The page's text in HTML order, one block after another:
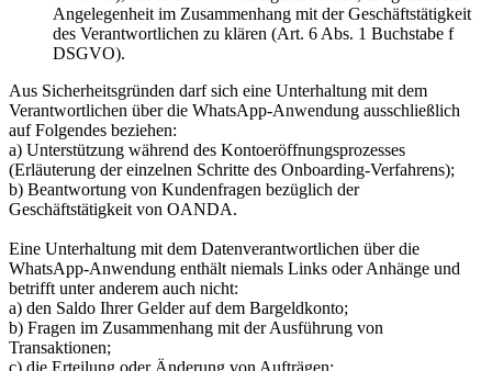
Angelegenheit im Zusammenhang mit der Geschäftstätigkeit
des Verantwortlichen zu klären (Art. 6 Abs. 1 Buchstabe f
DSGVO).
Aus Sicherheitsgründen darf sich eine Unterhaltung mit dem
Verantwortlichen über die WhatsApp-Anwendung ausschließlich
auf Folgendes beziehen:
a) Unterstützung während des Kontoeröffnungsprozesses
(Erläuterung der einzelnen Schritte des Onboarding-Verfahrens);
b) Beantwortung von Kundenfragen bezüglich der
Geschäftstätigkeit von OANDA.
Eine Unterhaltung mit dem Datenverantwortlichen über die
WhatsApp-Anwendung enthält niemals Links oder Anhänge und
betrifft unter anderem auch nicht:
a) den Saldo Ihrer Gelder auf dem Bargeldkonto;
b) Fragen im Zusammenhang mit der Ausführung von
Transaktionen;
c) die Erteilung oder Änderung von Aufträgen;